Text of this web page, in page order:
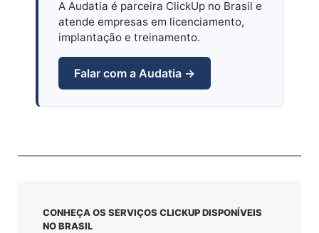
A Audatia é parceira ClickUp no Brasil e
atende empresas em licenciamento,
implantação e treinamento.
Falar com a Audatia →
CONHEÇA OS SERVIÇOS CLICKUP DISPONÍVEIS
NO BRASIL